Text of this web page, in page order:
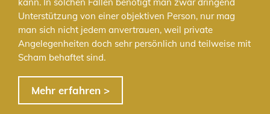
kann. In solchen Fällen benötigt man zwar dringend
Unterstützung von einer objektiven Person, nur mag
man sich nicht jedem anvertrauen, weil private
Angelegenheiten doch sehr persönlich und teilweise mit
Scham behaftet sind.
Mehr erfahren >